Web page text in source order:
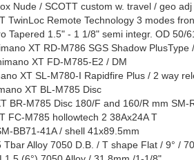
Nude / SCOTT custom w. travel / geo
TwinLoc Remote Technology 3 modes
Tapered 1.5" - 1 1/8" semi integr. OD 50/
XT RD-M786 SGS Shadow PlusType
XT FD-M785-E2 / DM
XT SL-M780-I Rapidfire Plus / 2 way
XT BL-M785 Disc
BR-M785 Disc 180/F and 160/R mm SM-
FC-M785 hollowtech 2 38Ax24A T
BB71-41A / shell 41x89.5mm
Alloy 7050 D.B. / T shape Flat / 9° /